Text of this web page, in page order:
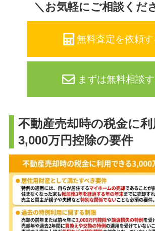
＼お気軽にご相談くだ
無料査定を依頼す
まずは無料相談
不動産売却時の税金に
3,000万円控除の要件